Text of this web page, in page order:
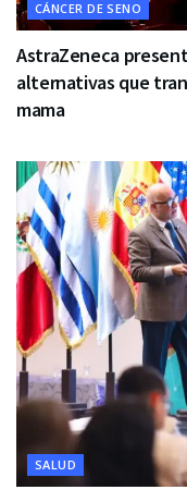
CÁNCER DE SENO
AstraZeneca
alternativas que
mama
SALUD